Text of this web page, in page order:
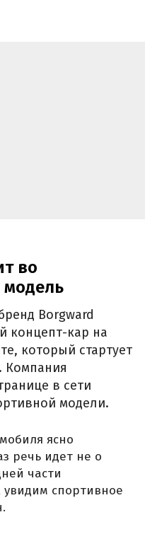
во
Borgward
концепт-кар на
который стартует
Компания
в сети
модели.
ясно
речь идет не о
части
спортивное